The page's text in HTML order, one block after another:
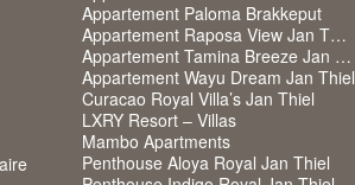
Appartement Paloma Brakkeput
Appartement Raposa View Jan Thiel
Appartement Tamina Breeze Jan Thiel
Appartement Wayu Dream Jan Thiel
Curacao Royal Villa’s Jan Thiel
LXRY Resort – Villas
Mambo Apartments
Penthouse Aloya Royal Jan Thiel